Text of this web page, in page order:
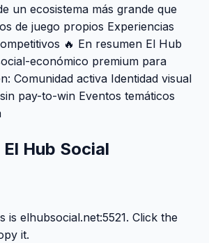
un ecosistema más grande que
de juego propios Experiencias
🔥 En resumen El Hub
económico premium para
Comunidad activa Identidad visual
pay-to-win Eventos temáticos
Hub Social
is elhubsocial.net:5521. Click the
it.